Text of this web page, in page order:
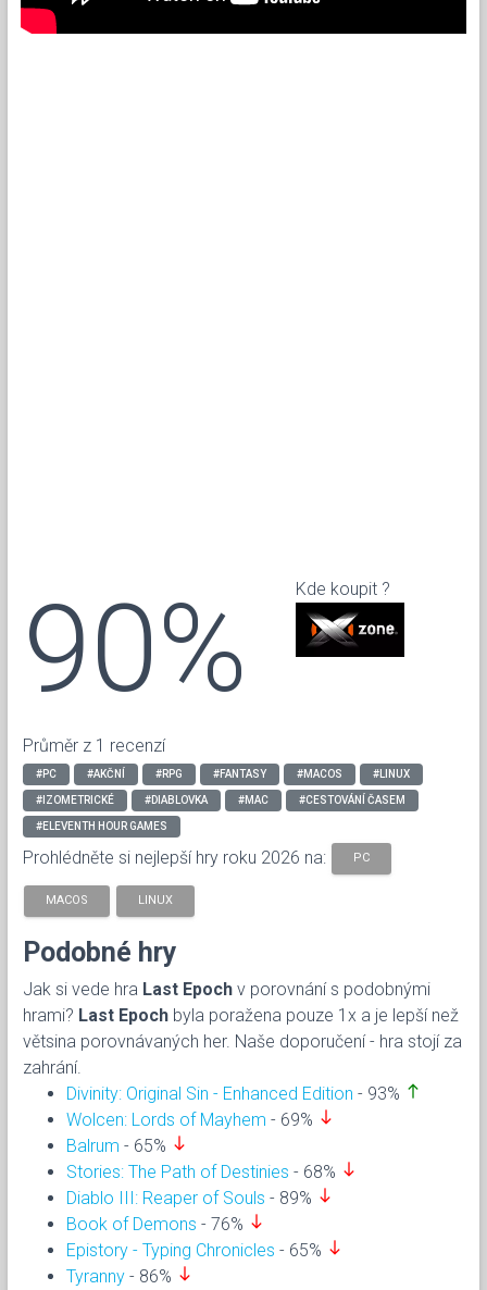
90%
Průměr z 1 recenzí
Kde koupit ?
#PC #AKČNÍ #RPG #FANTASY #MACOS #LINUX
#IZOMETRICKÉ #DIABLOVKA #MAC #CESTOVÁNÍ ČASEM
#ELEVENTH HOUR GAMES
Prohlédněte si nejlepší hry roku 2026 na: PC
MACOS LINUX
Podobné hry
Jak si vede hra Last Epoch v porovnání s podobnými
hrami? Last Epoch byla poražena pouze 1x a je lepší než
větsina porovnávaných her. Naše doporučení - hra stojí za
zahrání.
Divinity: Original Sin - Enhanced Edition - 93% north
Wolcen: Lords of Mayhem - 69% south
Balrum - 65% south
Stories: The Path of Destinies - 68% south
Diablo III: Reaper of Souls - 89% south
Book of Demons - 76% south
Epistory - Typing Chronicles - 65% south
Tyranny - 86% south